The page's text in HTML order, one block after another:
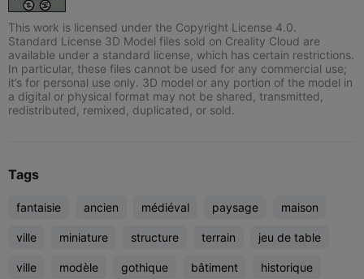
This work is licensed under the Copyright License 4.0.
Standard License 3D Model files sold on Creality Cloud are
available under a standard license, which has certain restrictions.
In particular, these files cannot be used for any commercial use;
it’s for personal use only. 3D model or any portion of the model in
a digital or physical format may not be shared, transmitted,
redistributed, remixed, duplicated, or sold.
Tags
fantaisie ancien médiéval paysage maison
ville miniature structure terrain jeu de table
ville modèle gothique bâtiment historique